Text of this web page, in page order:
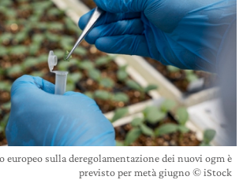
europeo sulla deregolamentazione dei nuovi ogm è
previsto per metà giugno © iStock